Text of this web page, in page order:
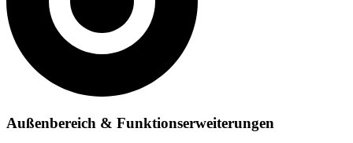
Außenbereich & Funktionserweiterungen